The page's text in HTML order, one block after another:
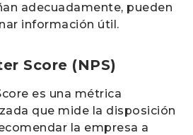
adecuadamente, pueden
información útil.
Score (NPS)
es una métrica
que mide la disposición
la empresa a